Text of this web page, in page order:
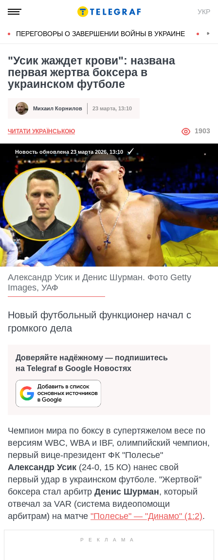
УКР
ПЕРЕГОВОРЫ О ЗАВЕРШЕНИИ ВОЙНЫ В УКРАИНЕ
"Усик жаждет крови": названа
первая жертва боксера в
украинском футболе
Автор Михаил Корнилов
Дата публикации 23 марта, 13:10
ЧИТАТИ УКРАЇНСЬКОЮ АВТОР
1903
Новость обновлена 23 марта 2026, 13:10
Александр Усик и Денис Шурман. Фото Getty
Images, УАФ
Новый футбольный функционер начал с
громкого дела
Доверяйте надёжному — подпишитесь
на Telegraf в Google Новостях
Чемпион мира по боксу в супертяжелом весе по
версиям WBC, WBA и IBF, олимпийский чемпион,
первый вице-президент ФК "Полесье"
Александр Усик (24-0, 15 КО) нанес свой
первый удар в украинском футболе. "Жертвой"
боксера стал арбитр Денис Шурман, который
отвечал за VAR (система видеопомощи
арбитрам) на матче "Полесье" — "Динамо" (1:2).